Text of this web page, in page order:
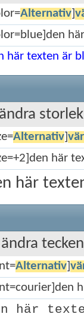
Alternativ]
här texten är
Alternativ]
här
här
Alternativ]
här